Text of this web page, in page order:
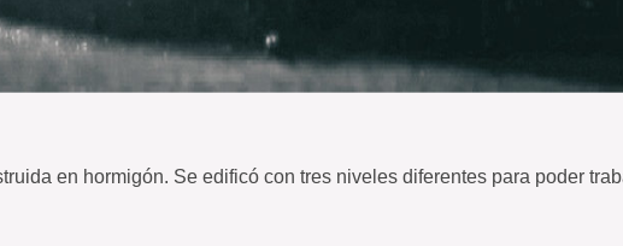
en hormigón. Se edificó con tres niveles diferentes para poder